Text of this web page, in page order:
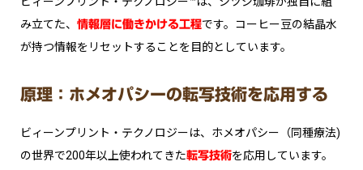
み立てた、 情報層に働きかける工程です。コーヒー豆の結晶水
が持つ情報をリセットすることを目的としています。
原理：ホメオパシーの転写技術を応用する
ビィーンプリント・テクノロジーは、ホメオパシー（同種療法)
の世界で200年以上使われてきた転写技術を応用しています。